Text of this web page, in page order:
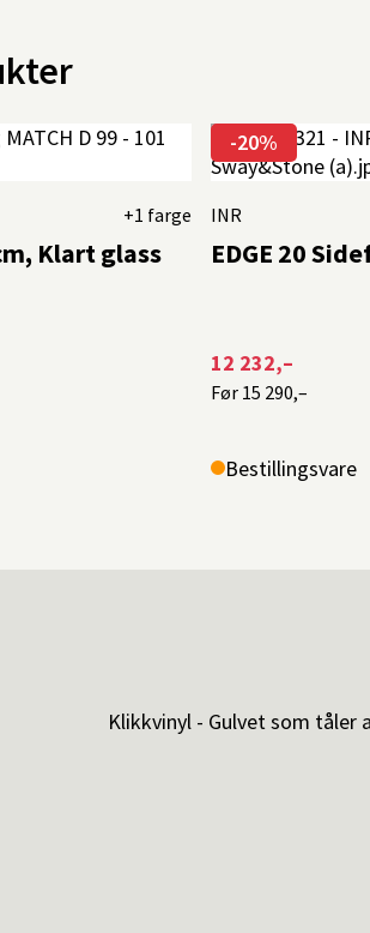
Klart glass
+1 farge
EDGE 20
-20%
INR
12 232,–
Før 15 290,–
Bestillingsvare
Klikkvinyl - Gulvet som tåler